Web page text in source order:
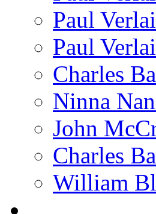
Paul
Paul
Charles
Ninna
John
Charles
William